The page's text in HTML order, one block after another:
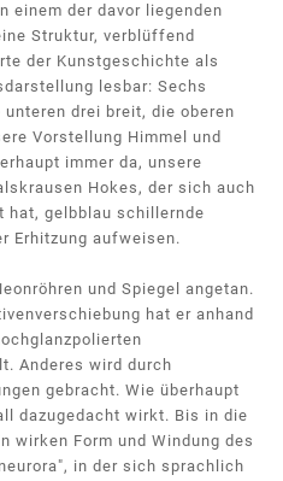
einem der davor liegenden
Struktur, verblüffend
der Kunstgeschichte als
lesbar: Sechs
drei breit, die oberen
Vorstellung Himmel und
immer da, unsere
Hokes, der sich auch
hat, gelbblau schillernde
Erhitzung aufweisen.
und Spiegel angetan.
hat er anhand
Anderes wird durch
gebracht. Wie überhaupt
dazugedacht wirkt. Bis in die
wirken Form und Windung des
in der sich sprachlich